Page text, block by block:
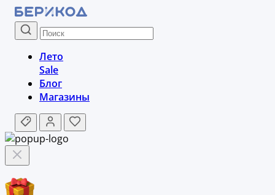
Лето
Sale
Блог
Магазины